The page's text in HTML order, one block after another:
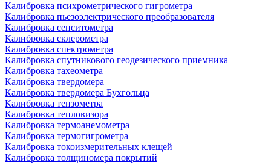
Калибровка психрометрического гигрометра
Калибровка пьезоэлектрического преобразователя
Калибровка сенситометра
Калибровка склерометра
Калибровка спектрометра
Калибровка спутникового геодезического приемника
Калибровка тахеометра
Калибровка твердомера
Калибровка твердомера Бухгольца
Калибровка тензометра
Калибровка тепловизора
Калибровка термоанемометра
Калибровка термогигрометра
Калибровка токоизмерительных клещей
Калибровка толщиномера покрытий